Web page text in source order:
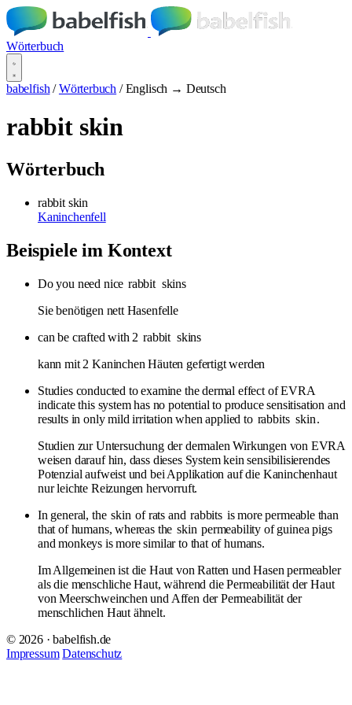
Wörterbuch
babelfish / Wörterbuch / Englisch → Deutsch
rabbit skin
Wörterbuch
rabbit skin
Kaninchenfell
Beispiele im Kontext
Do you need nice rabbit skins
Sie benötigen nett Hasenfelle
can be crafted with 2 rabbit skins
kann mit 2 Kaninchen Häuten gefertigt werden
Studies conducted to examine the dermal effect of EVRA
indicate this system has no potential to produce sensitisation and
results in only mild irritation when applied to rabbits skin.
Studien zur Untersuchung der dermalen Wirkungen von EVRA
weisen darauf hin, dass dieses System kein sensibilisierendes
Potenzial aufweist und bei Applikation auf die Kaninchenhaut
nur leichte Reizungen hervorruft.
In general, the skin of rats and rabbits is more permeable than
that of humans, whereas the skin permeability of guinea pigs
and monkeys is more similar to that of humans.
Im Allgemeinen ist die Haut von Ratten und Hasen permeabler
als die menschliche Haut, während die Permeabilität der Haut
von Meerschweinchen und Affen der Permeabilität der
menschlichen Haut ähnelt.
© 2026 · babelfish.de
Impressum Datenschutz